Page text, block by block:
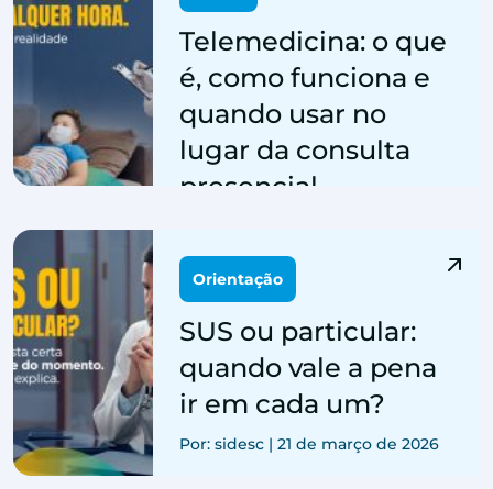
Telemedicina: o que
é, como funciona e
quando usar no
lugar da consulta
presencial
Orientação
SUS ou particular:
quando vale a pena
ir em cada um?
Por: sidesc | 21 de março de 2026